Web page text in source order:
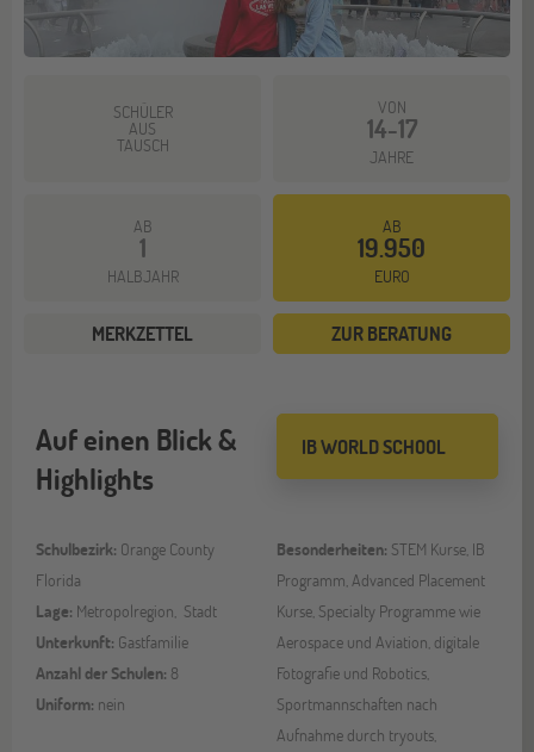
SCHÜLER
AUS
TAUSCH
VON
14-17
JAHRE
AB
1
HALBJAHR
AB
19.950
EURO
MERKZETTEL ZUR BERATUNG
IB WORLD SCHOOL
Auf einen Blick &
Highlights
Schulbezirk: Orange County
Florida
Lage: Metropolregion, Stadt
Unterkunft: Gastfamilie
Anzahl der Schulen: 8
Uniform: nein
Besonderheiten: STEM Kurse, IB
Programm, Advanced Placement
Kurse, Specialty Programme wie
Aerospace und Aviation, digitale
Fotografie und Robotics,
Sportmannschaften nach
Aufnahme durch tryouts,